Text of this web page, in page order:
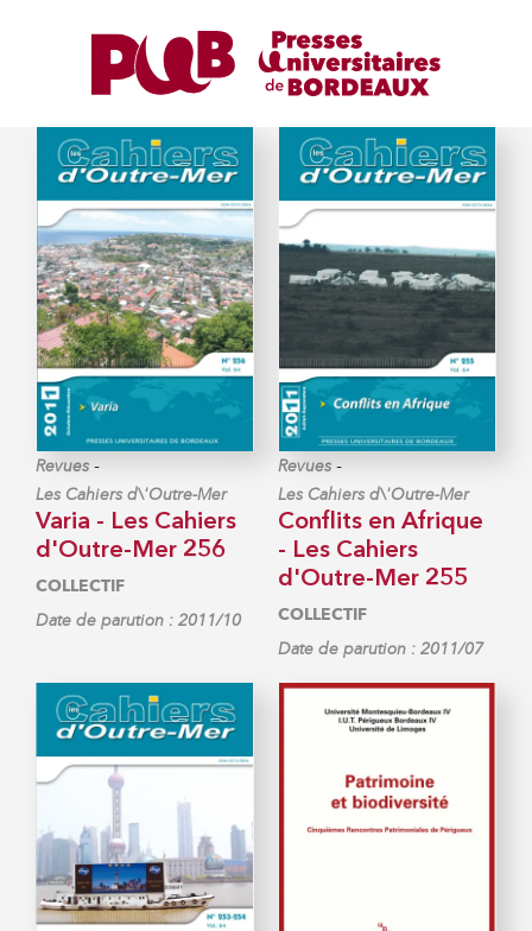
Revues -
Les Cahiers d\'Outre-Mer
Varia - Les Cahiers
d'Outre-Mer 256
COLLECTIF
Date de parution : 2011/10
Revues -
Les Cahiers d\'Outre-Mer
Conflits en Afrique
- Les Cahiers
d'Outre-Mer 255
COLLECTIF
Date de parution : 2011/07